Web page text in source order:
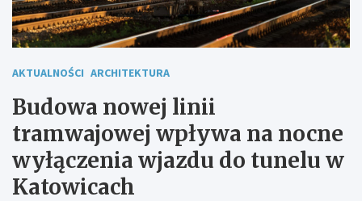
AKTUALNOŚCI ARCHITEKTURA
Budowa nowej linii
tramwajowej wpływa na nocne
wyłączenia wjazdu do tunelu w
Katowicach